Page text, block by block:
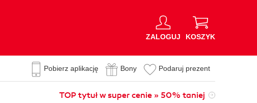
ZALOGUJ KOSZYK
Pobierz aplikację Bony Podaruj prezent
TOP tytuł w super cenie » 50% taniej